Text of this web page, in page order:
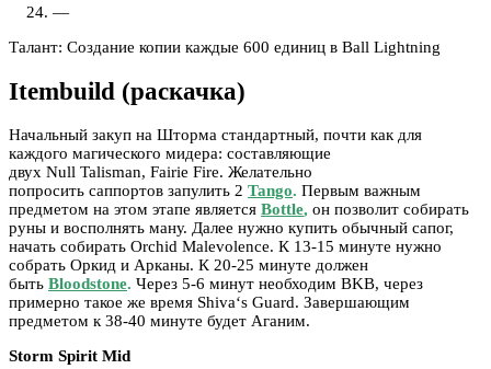
—
Талант: Создание копии каждые 600 единиц в Ball Lightning
Itembuild (раскачка)
Начальный закуп на Шторма стандартный, почти как для
каждого магического мидера: составляющие
двух Null Talisman, Fairie Fire. Желательно
попросить саппортов запулить 2 Tango. Первым важным
предметом на этом этапе является Bottle, он позволит собирать
руны и восполнять ману. Далее нужно купить обычный сапог,
начать собирать Orchid Malevolence. К 13-15 минуте нужно
собрать Оркид и Арканы. К 20-25 минуте должен
быть Bloodstone. Через 5-6 минут необходим BKB, через
примерно такое же время Shiva‘s Guard. Завершающим
предметом к 38-40 минуте будет Аганим.
Storm Spirit Mid